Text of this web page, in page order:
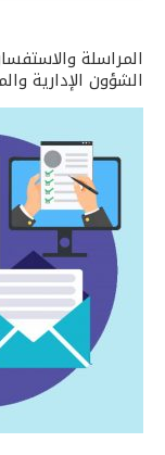
المراسلة
الشؤون الإدارية